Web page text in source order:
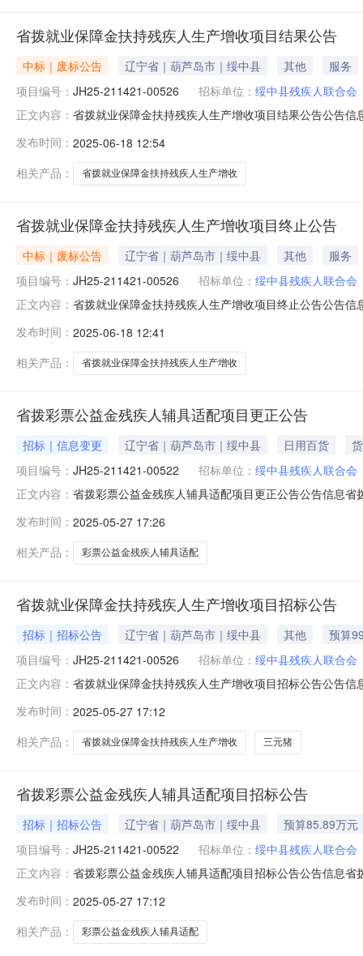
省拨就业保障金扶持残疾人生产增收项目结果公告
中标｜废标公告 辽宁省｜葫芦岛市｜绥中县 其他
服务
项目编号： JH25-211421-00526 招标单位： 绥中县残疾人联合会
正文内容： 省拨就业保障金扶持残疾人生产增收项目结果公告公告
生产增收项目结果类型：废标确定时间：2025年06月18
员）
发布时间： 2025-06-18 12:54
相关产品：
省拨就业保障金扶持残疾人生产增收
省拨就业保障金扶持残疾人生产增收项目终止公告
中标｜废标公告 辽宁省｜葫芦岛市｜绥中县 其他
服务
项目编号： JH25-211421-00526 招标单位： 绥中县残疾人联合会
正文内容： 省拨就业保障金扶持残疾人生产增收项目终止公告公告
三家四、凡对本次公告内容提出询问，请按以下方式联
代
发布时间： 2025-06-18 12:41
相关产品：
省拨就业保障金扶持残疾人生产增收
省拨彩票公益金残疾人辅具适配项目更正公告
招标｜信息变更 辽宁省｜葫芦岛市｜绥中县 日用百货
项目编号： JH25-211421-00522 招标单位： 绥中县残疾人联合会
正文内容： 省拨彩票公益金残疾人辅具适配项目更正公告公告信息
容：原项目概况开标时间有误。更正日期：2025年05月
发布时间： 2025-05-27 17:26
相关产品：
彩票公益金残疾人辅具适配
省拨就业保障金扶持残疾人生产增收项目招标公告
招标｜招标公告 辽宁省｜葫芦岛市｜绥中县 其他
预算
项目编号： JH25-211421-00526 招标单位： 绥中县残疾人联合会
正文内容： 省拨就业保障金扶持残疾人生产增收项目招标公告公告
JH25-211421-00526项目名称：省拨就业保障金扶持残
发布时间： 2025-05-27 17:12
相关产品：
省拨就业保障金扶持残疾人生产增收 三元猪
省拨彩票公益金残疾人辅具适配项目招标公告
招标｜招标公告 辽宁省｜葫芦岛市｜绥中县
预算85.89万元
项目编号： JH25-211421-00522 招标单位： 绥中县残疾人联合会
正文内容： 省拨彩票公益金残疾人辅具适配项目招标公告公告信息
211421-00522项目名称：省拨彩票公益金残疾人辅具适
发布时间： 2025-05-27 17:12
相关产品：
彩票公益金残疾人辅具适配